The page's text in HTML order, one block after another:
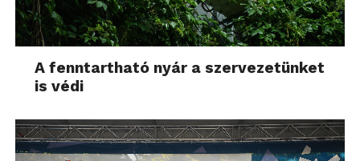
A fenntartható nyár a szervezetünket
is védi